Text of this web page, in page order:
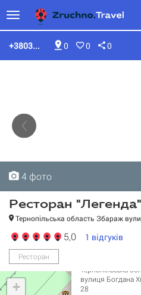
0 0 0
+3803...
4 фото
4 фото
4 фото
4 фото
Ресторан "Легенда"
Тернопільська область Збараж
5,0 1 відгуків
Ресторан
Тернопільська
вулиця Богдана
28
+